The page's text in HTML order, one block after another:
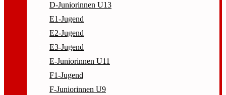
D-Juniorinnen U13
E1-Jugend
E2-Jugend
E3-Jugend
E-Juniorinnen U11
F1-Jugend
F-Juniorinnen U9